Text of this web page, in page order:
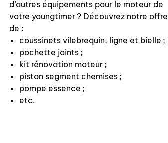
d’autres équipements pour le moteur de
votre youngtimer ? Découvrez notre offre
de :
coussinets vilebrequin, ligne et bielle ;
pochette joints ;
kit rénovation moteur ;
piston segment chemises ;
pompe essence ;
etc.